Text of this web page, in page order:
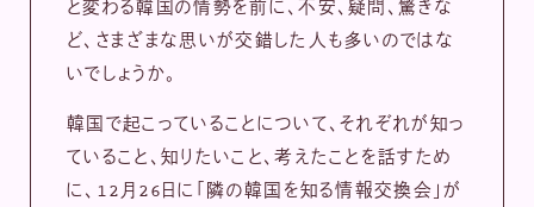
と変わる韓国の情勢を前に、不安、疑問、驚きな
ど、さまざまな思いが交錯した人も多いのではな
いでしょうか。
韓国で起こっていることについて、それぞれが知っ
ていること、知りたいこと、考えたことを話すため
に、12月26日に「隣の韓国を知る情報交換会」が